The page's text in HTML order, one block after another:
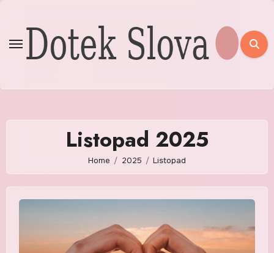
content
Listopad 2025
Home 2025 Listopad